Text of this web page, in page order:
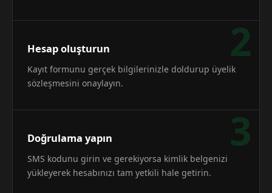
2
Hesap oluşturun
Kayıt formunu gerçek bilgilerinizle doldurup üyelik
sözleşmesini onaylayın.
3
Doğrulama yapın
SMS kodunu girin ve gerekiyorsa kimlik belgenizi
yükleyerek hesabınızı tam yetkili hale getirin.